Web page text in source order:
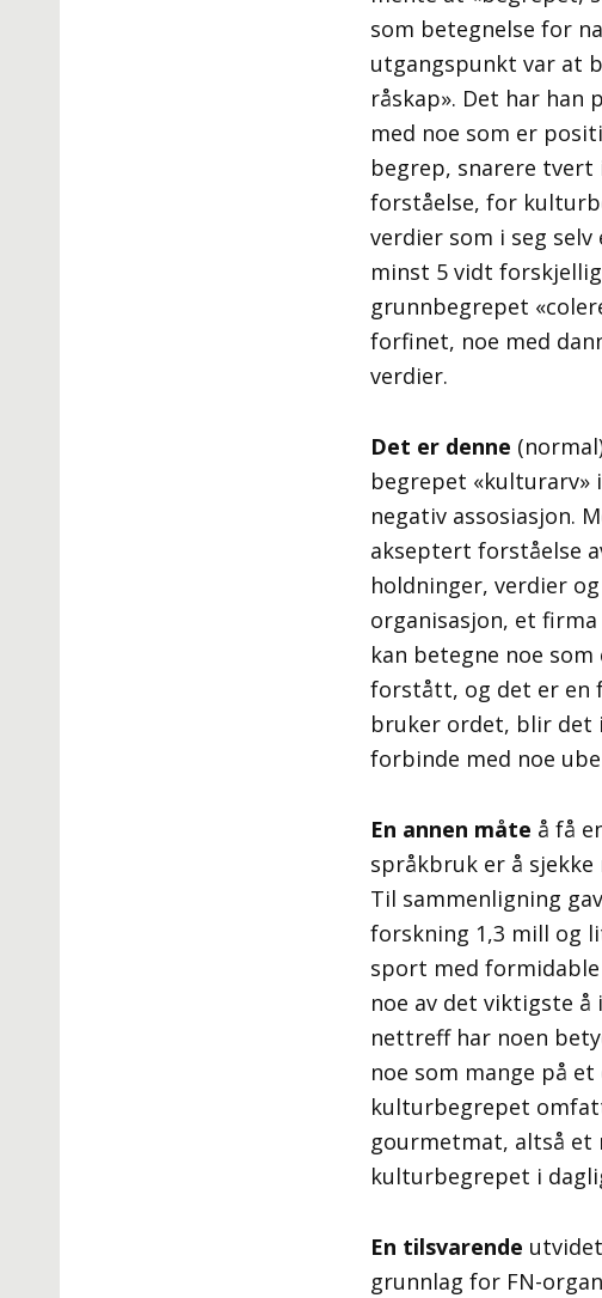
som betegnelse for
utgangspunkt var at
råskap». Det har
med noe som er
begrep, snarere
forståelse, for
verdier som i seg
minst 5 vidt
grunnbegrepet
forfinet, noe med
verdier.
Det er denne
begrepet «kulturarv»
negativ assosiasjon.
akseptert forståelse
holdninger, verdier
organisasjon, et
kan betegne noe
forstått, og det er en
bruker ordet, blir det
forbinde med noe
En annen måte å få
språkbruk er å
Til sammenligning
forskning 1,3 mill og
sport med
noe av det viktigste å
nettreff har noen
noe som mange på
kulturbegrepet
gourmetmat, altså
kulturbegrepet i
En tilsvarende
grunnlag for FN-